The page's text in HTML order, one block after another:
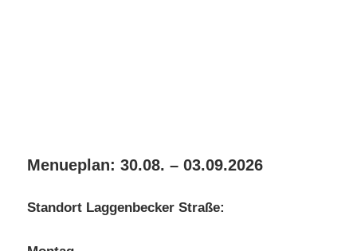
Menueplan: 30.08. – 03.09.2026
Standort Laggenbecker Straße: